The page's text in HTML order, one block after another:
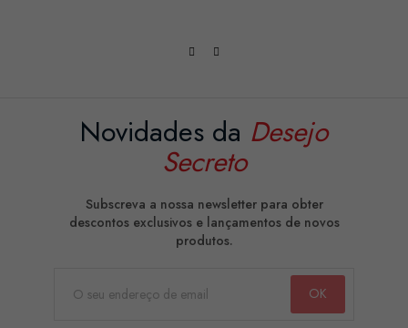
Novidades da Desejo
Secreto
Subscreva a nossa newsletter para obter
descontos exclusivos e lançamentos de novos
produtos.